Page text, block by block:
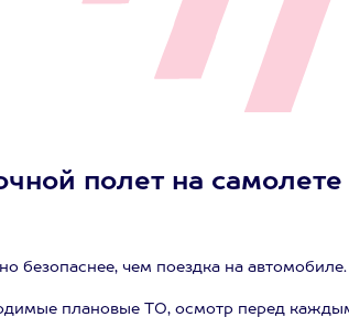
полет на
безопаснее, чем поездка на
плановые ТО, осмотр перед